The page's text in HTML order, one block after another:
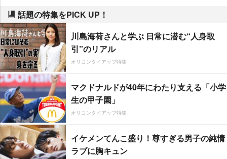
話題の特集をPICK UP！
川島海荷さんと学ぶ 日常に潜む“人身取
引”のリアル
オリコンタイアップ特集
マクドナルドが40年にわたり支える「小学
生の甲子園」
オリコンタイアップ特集
イケメンてんこ盛り！尊すぎる男子の純情
ラブに胸キュン